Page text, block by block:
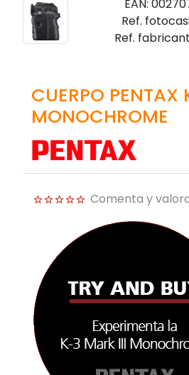
EAN:
Ref.
Ref.
CUERPO PENTAX
MONOCHROME
Comenta y